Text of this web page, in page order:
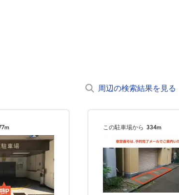
周辺の検索結果を見る
この駐車場から 334m